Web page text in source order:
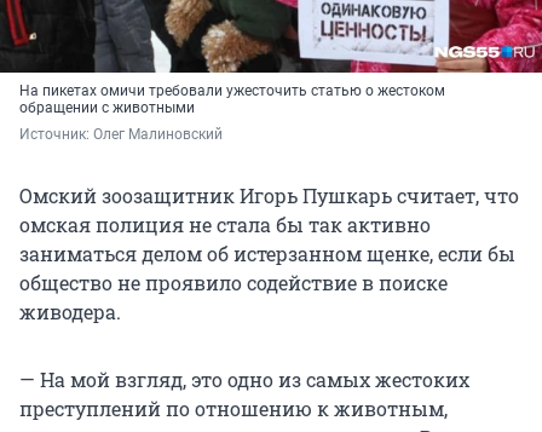
На пикетах омичи требовали ужесточить статью о жестоком
обращении с животными
Источник: Олег Малиновский
Омский зоозащитник Игорь Пушкарь считает, что
омская полиция не стала бы так активно
заниматься делом об истерзанном щенке, если бы
общество не проявило содействие в поиске
живодера.
— На мой взгляд, это одно из самых жестоких
преступлений по отношению к животным,